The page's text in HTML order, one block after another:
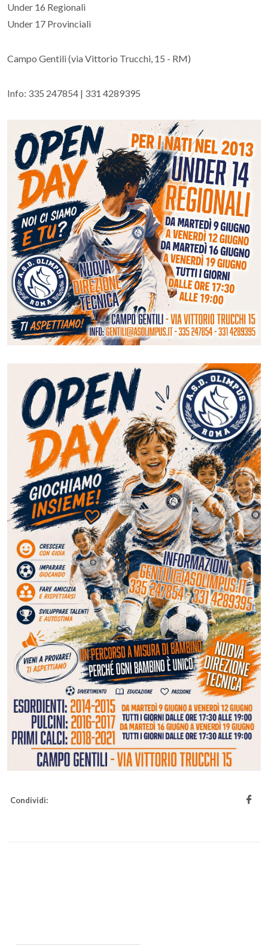
Under 16 Regionali
Under 17 Provinciali
Campo Gentili (via Vittorio Trucchi, 15 - RM)
Info: 335 247854 | 331 4289395
Condividi: